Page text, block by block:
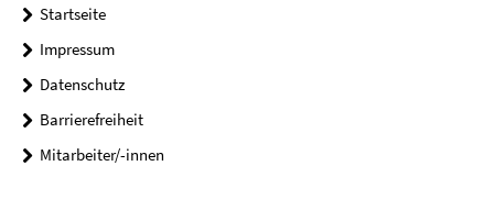
Startseite
Impressum
Datenschutz
Barrierefreiheit
Mitarbeiter/-innen